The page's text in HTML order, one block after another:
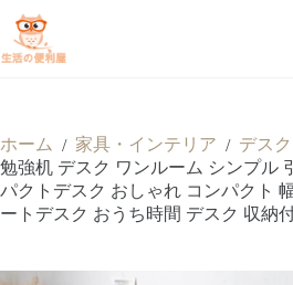
ホーム / 家具・インテリア / デスク
勉強机 デスク ワンルーム シンプル
パクトデスク おしゃれ コンパクト
ートデスク おうち時間 デスク 収納